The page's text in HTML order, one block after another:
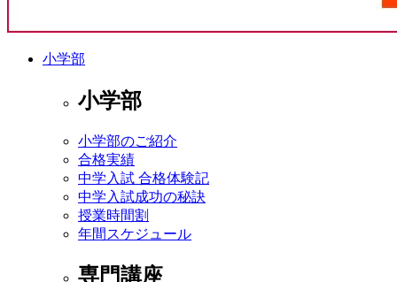
小学部
小学部
小学部のご紹介
合格実績
中学入試 合格体験記
中学入試成功の秘訣
授業時間割
年間スケジュール
専門講座